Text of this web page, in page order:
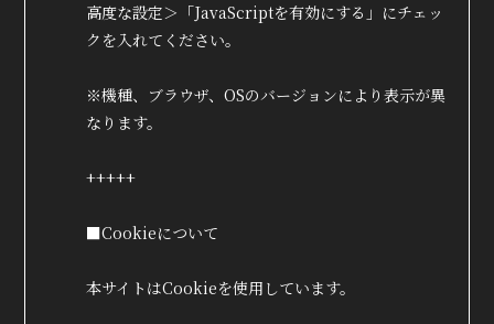
高度な設定＞「JavaScriptを有効にする」にチェッ
クを入れてください。
※機種、ブラウザ、OSのバージョンにより表示が異
なります。
+++++
■Cookieについて
本サイトはCookieを使用しています。